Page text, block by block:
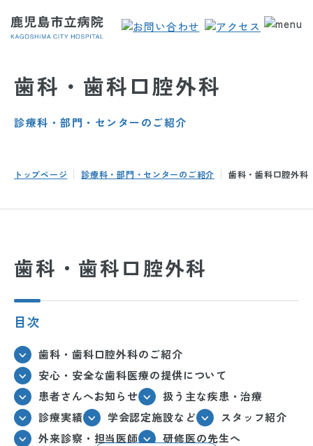
歯科・歯科口腔外科
診療科・部門・センターのご紹介
トップページ 診療科・部門・センターのご紹介 歯科・歯科口腔外科
歯科・歯科口腔外科
目次
歯科・歯科口腔外科のご紹介
安心・安全な歯科医療の提供について
患者さんへお知らせ
扱う主な疾患・治療
診療実績
学会認定施設など
スタッフ紹介
外来診察・担当医師
研修医の先生へ